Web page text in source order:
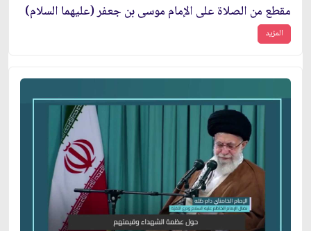
مقطع من الصلاة على الإمام موسى بن جعفر (عليهما السلام)
المزيد